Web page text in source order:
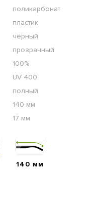
поликарбонат
пластик
чёрный
прозрачный
100%
UV 400
полный
140 мм
17 мм
140 мм